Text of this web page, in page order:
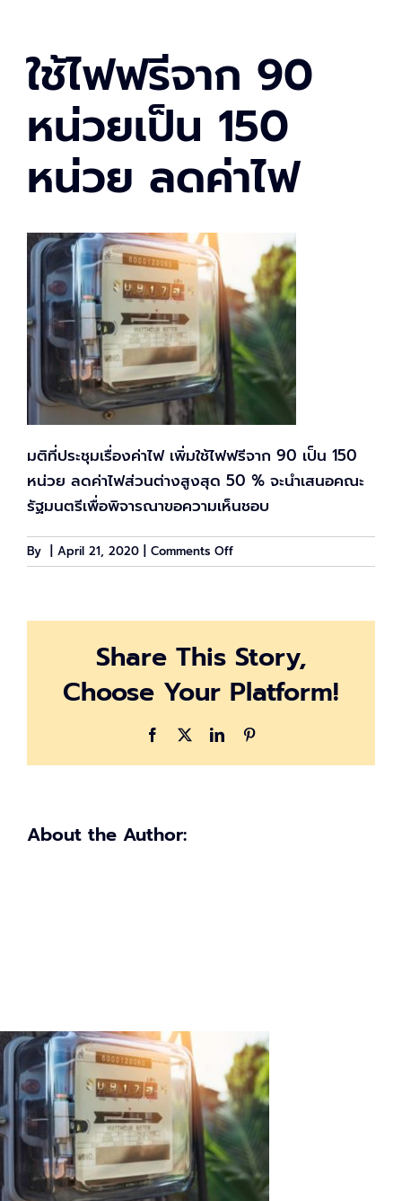
ใช้ไฟฟรีจาก 90
หน่วยเป็น 150
หน่วย ลดค่าไฟ
มติที่ประชุมเรื่องค่าไฟ เพิ่มใช้ไฟฟรีจาก 90 เป็น 150
หน่วย ลดค่าไฟส่วนต่างสูงสุด 50 % จะนำเสนอคณะ
รัฐมนตรีเพื่อพิจารณาขอความเห็นชอบ
By April 21, 2020 Comments Offon
ใช้
90
หน่วย
เป็น
หน่วย
ค่า
Share This Story,
Choose Your Platform!
Facebook LinkedIn
About the Author: